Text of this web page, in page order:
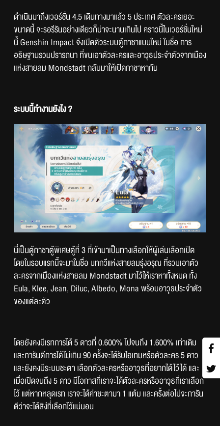
ดำเนินมาถึงเวอร์ชั่น 4.5 เดินทางมาแล้ว 5 ประเทศ ตัวละครเยอะ
ขนาดนี้ จะรอรีรันอย่างเดียวก็น่าจะนานเกินไป คราวนี้ในเวอร์ชั่นใหม่
นี้ Genshin Impact จึงเปิดตัวระบบตู้กาชาแบบใหม่ ในชื่อ การ
อธิษฐานรวมปรารถนา ที่ขนเอาตัวละครและอาวุธประจำตัวจากเมือง
แห่งสายลม Mondstadt กลับมาให้เปิดกาชาหากัน
ระบบนี้ทำงานยังไง ?
นี่เป็นตู้กาชาตู้พิเศษตู้ที่ 3 ที่เข้ามาเป็นทางเลือกให้ผู้เล่นเลือกเปิด
โดยในรอบแรกนี้จะมาในชื่อ บทกวีแห่งสายลมรุ่งอรุณ ที่รวมเอาตัว
ละครจากเมืองแห่งสายลม Mondstadt มาไว้ให้เราหาทั้งหมด ทั้ง
Eula, Klee, Jean, Diluc, Albedo, Mona พร้อมอาวุธประจำตัว
ของแต่ละตัว
โดยยังคงมีเรทการได้ 5 ดาวที่ 0.600% ไปจนถึง 1.600% เท่าเดิม
และการันตีการได้ไม่เกิน 90 ครั้งจะได้รับไอเทมหรือตัวละคร 5 ดาว
และยังคงมีระบบชะตา เลือกตัวละครหรืออาวุธที่อยากได้ไว้ได้ และ
เมื่อเปิดจนถึง 5 ดาว มีโอกาสที่เราจะได้ตัวละครหรืออาวุธที่เราเลือก
ไว้ แต่หากหลุดเรท เราจะได้ค่าชะตามา 1 แต้ม และครั้งต่อไปจะการัน
ตีว่าจะได้สิง่ที่เลือกไว้แน่นอน